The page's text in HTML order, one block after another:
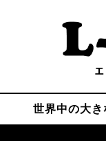
世界中の大き